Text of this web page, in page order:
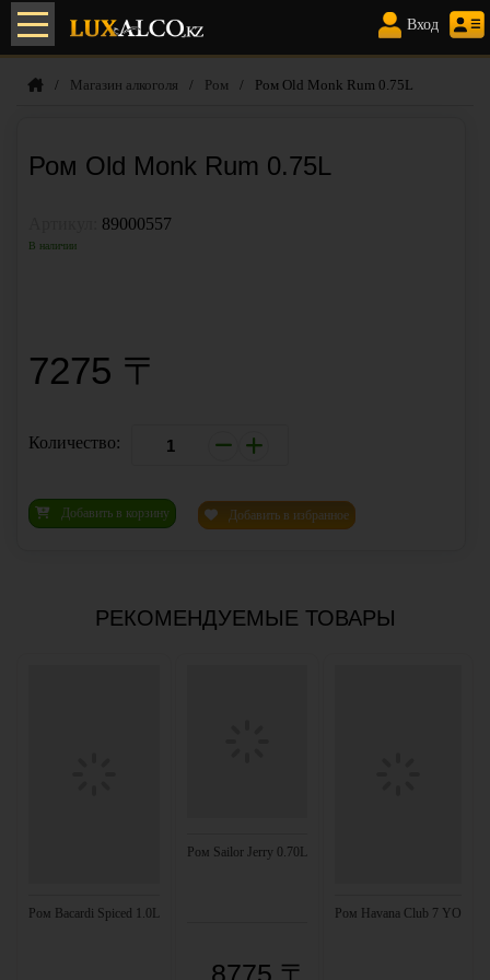
Элитный алкоголь с доставкой по Алматы
Вход
/ Магазин алкоголя / Ром / Ром Old Monk Rum 0.75L
Ром Old Monk Rum 0.75L
89000557
В наличии
7275 〒
Количество:
Добавить в корзину Добавить в избранное
РЕКОМЕНДУЕМЫЕ ТОВАРЫ
Ром Bacardi Spiced 1.0L
Ром Sailor Jerry 0.70L
8775 〒
Ром Havana Club 7 YO